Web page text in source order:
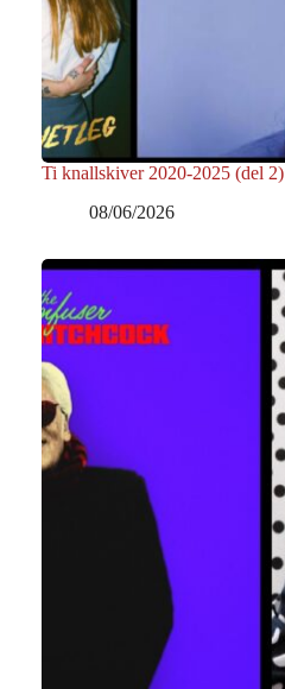
Ti knallskiver 2020-2025 (del 2)
08/06/2026